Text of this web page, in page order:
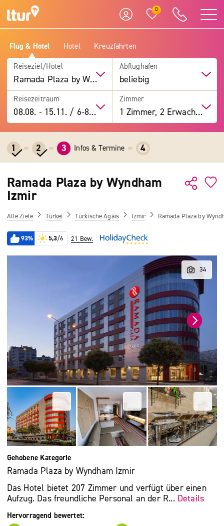
0
Flug & Hotel Hotel Kreuzfahrten
Reiseziel/Hotel
Ramada Plaza by Wyndham Izmir
Abflughafen
beliebig
Reisezeitraum
08.08. -15.11. / 6-8 Tage
Zimmer
1 Zimmer, 2 Erwachsene
1 2 3 Infos & Termine 4
Ramada Plaza by Wyndham
Izmir
Alle Ziele Türkei Türkische Ägäis Izmir Ramada Plaza by
93% 5,3/6 21 Bew.
Gehobene Kategorie
Ramada Plaza by Wyndham Izmir
Das Hotel bietet 207 Zimmer und verfügt über einen
Aufzug. Das freundliche Personal an der R... Details
Hervorragend bewertet: